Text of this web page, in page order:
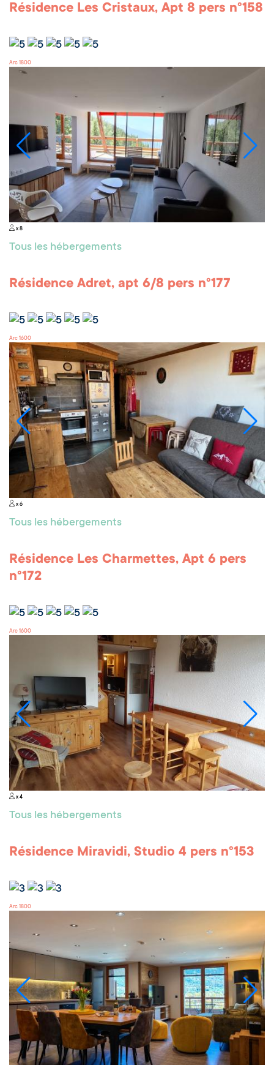
Résidence Les Cristaux, Apt 8 pers n°158
Arc 1800
x 8
Tous les hébergements
Résidence Adret, apt 6/8 pers n°177
Arc 1600
x 6
Tous les hébergements
Résidence Les Charmettes, Apt 6 pers
n°172
Arc 1600
x 4
Tous les hébergements
Résidence Miravidi, Studio 4 pers n°153
Arc 1800